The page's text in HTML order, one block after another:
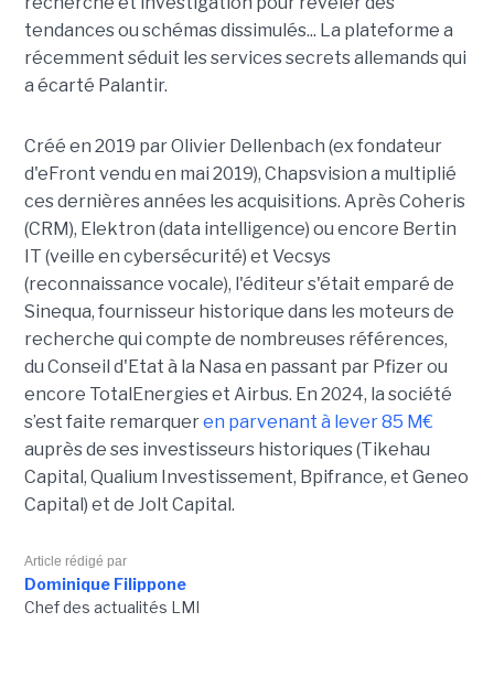
tendances ou schémas dissimulés... La plateforme a
récemment séduit les services secrets allemands qui
a écarté Palantir.
Créé en 2019 par Olivier Dellenbach (ex fondateur
d'eFront vendu en mai 2019), Chapsvision a multiplié
ces dernières années les acquisitions. Après Coheris
(CRM), Elektron (data intelligence) ou encore Bertin
IT (veille en cybersécurité) et Vecsys
(reconnaissance vocale), l'éditeur s'était emparé de
Sinequa, fournisseur historique dans les moteurs de
recherche qui compte de nombreuses références,
du Conseil d'Etat à la Nasa en passant par Pfizer ou
encore TotalEnergies et Airbus. En 2024, la société
s’est faite remarqueren parvenant à lever 85 M€
auprès de ses investisseurs historiques (Tikehau
Capital, Qualium Investissement, Bpifrance, et Geneo
Capital) et de Jolt Capital.
Article rédigé par
Dominique Filippone
Chef des actualités LMI